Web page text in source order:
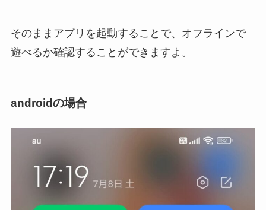
そのままアプリを起動することで、オフラインで
遊べるか確認することができますよ。
androidの場合